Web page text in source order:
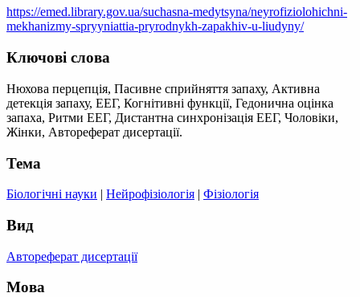
https://emed.library.gov.ua/suchasna-medytsyna/neyrofiziolohichni-
mekhanizmy-spryyniattia-pryrodnykh-zapakhiv-u-liudyny/
Ключові слова
Нюхова перцепція, Пасивне сприйняття запаху, Активна
детекція запаху, ЕЕГ, Когнітивні функції, Гедонична оцінка
запаха, Ритми ЕЕГ, Дистантна синхронізація ЕЕГ, Чоловіки,
Жінки, Автореферат дисертації.
Тема
Біологічні науки | Нейрофізіологія | Фізіологія
Вид
Автореферат дисертації
Мова